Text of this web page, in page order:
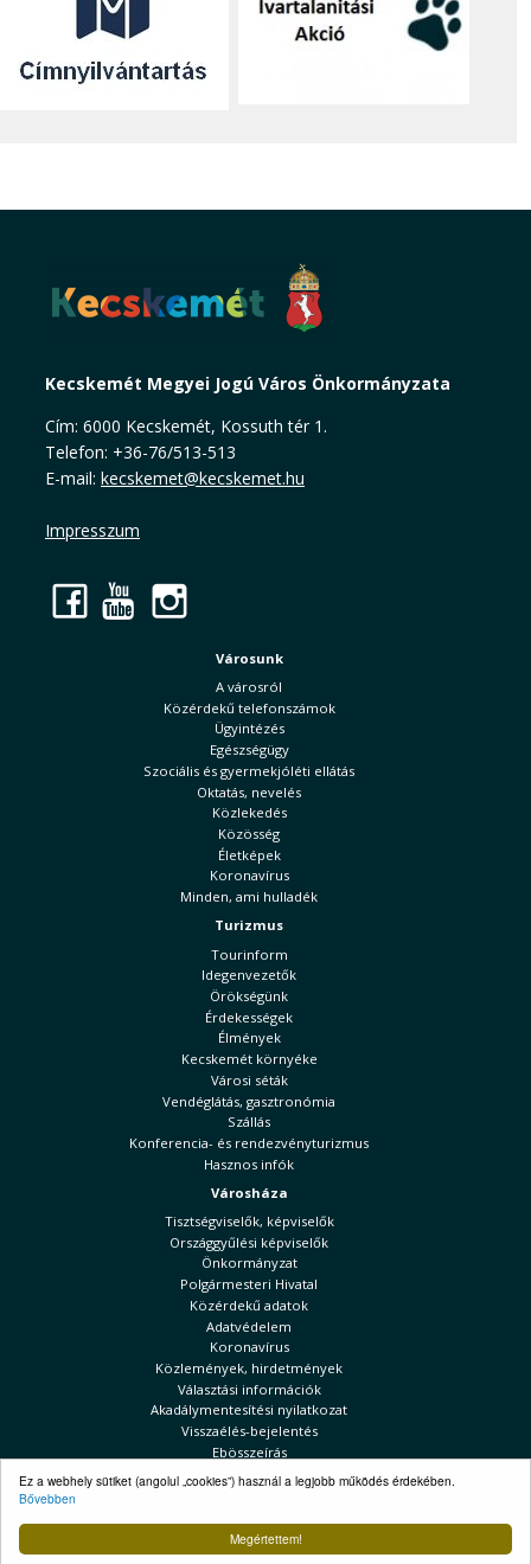
Megértettem!
Ez a webhely sütiket (angolul „cookies”) használ a legjobb működés érdekében.
Bővebben
Kecskemét Megyei Jogú Város Önkormányzata
Cím: 6000 Kecskemét, Kossuth tér 1.
Telefon: +36-76/513-513
E-mail: kecskemet@kecskemet.hu
Impresszum
Facebook
YouTube
Városunk
A városról
Közérdekű telefonszámok
Ügyintézés
Egészségügy
Szociális és gyermekjóléti ellátás
Oktatás, nevelés
Közlekedés
Közösség
Életképek
Koronavírus
Minden, ami hulladék
Turizmus
Tourinform
Idegenvezetők
Örökségünk
Érdekességek
Élmények
Kecskemét környéke
Városi séták
Vendéglátás, gasztronómia
Szállás
Konferencia- és rendezvényturizmus
Hasznos infók
Városháza
Tisztségviselők, képviselők
Országgyűlési képviselők
Önkormányzat
Polgármesteri Hivatal
Közérdekű adatok
Adatvédelem
Koronavírus
Közlemények, hirdetmények
Választási információk
Akadálymentesítési nyilatkozat
Visszaélés-bejelentés
Ebösszeírás
Kecskeméti Hírek